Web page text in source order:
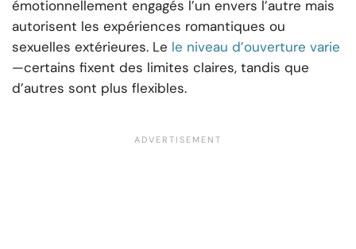
émotionnellement engagés l’un envers l’autre mais
autorisent les expériences romantiques ou
sexuelles extérieures. Le le niveau d’ouverture varie
—certains fixent des limites claires, tandis que
d’autres sont plus flexibles.